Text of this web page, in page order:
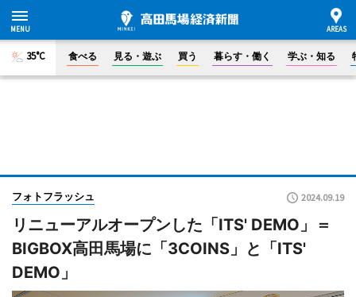
35°C 食べる 見る・遊ぶ 買う 暮らす・働く 学ぶ・知る
フォトフラッシュ 2024.09.19
リニューアルオープンした「ITS' DEMO」＝
BIGBOX高田馬場に「3COINS」と「ITS'
DEMO」